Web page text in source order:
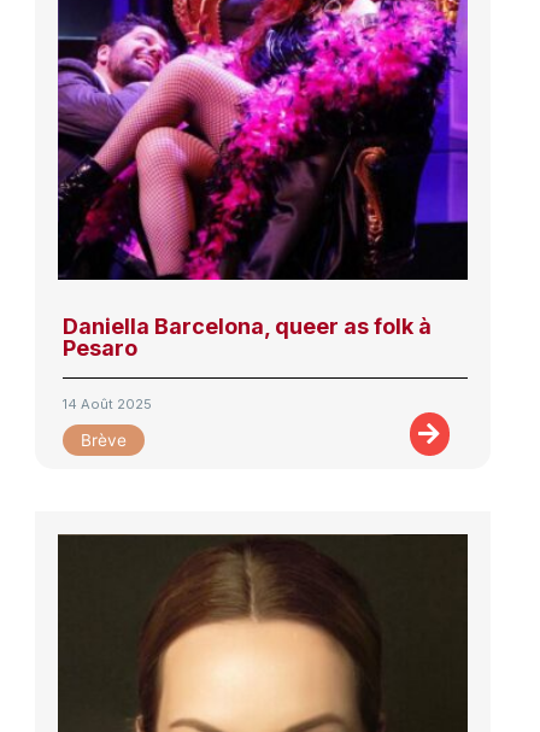
Daniella Barcelona, queer as folk à
Pesaro
14 Août 2025
Brève